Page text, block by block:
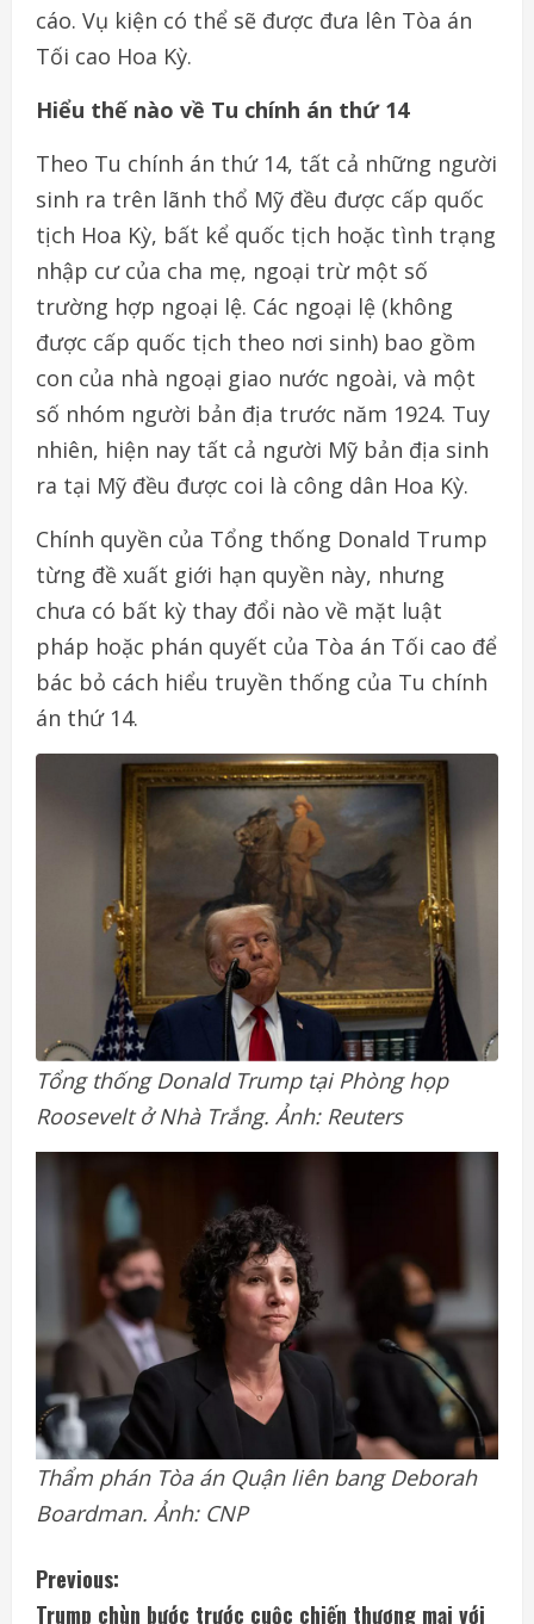
cáo. Vụ kiện có thể sẽ được đưa lên Tòa án
Tối cao Hoa Kỳ.
Hiểu thế nào về Tu chính án thứ 14
Theo Tu chính án thứ 14, tất cả những người
sinh ra trên lãnh thổ Mỹ đều được cấp quốc
tịch Hoa Kỳ, bất kể quốc tịch hoặc tình trạng
nhập cư của cha mẹ, ngoại trừ một số
trường hợp ngoại lệ. Các ngoại lệ (không
được cấp quốc tịch theo nơi sinh) bao gồm
con của nhà ngoại giao nước ngoài, và một
số nhóm người bản địa trước năm 1924. Tuy
nhiên, hiện nay tất cả người Mỹ bản địa sinh
ra tại Mỹ đều được coi là công dân Hoa Kỳ.
Chính quyền của Tổng thống Donald Trump
từng đề xuất giới hạn quyền này, nhưng
chưa có bất kỳ thay đổi nào về mặt luật
pháp hoặc phán quyết của Tòa án Tối cao để
bác bỏ cách hiểu truyền thống của Tu chính
án thứ 14.
Tổng thống Donald Trump tại Phòng họp
Roosevelt ở Nhà Trắng. Ảnh: Reuters
Thẩm phán Tòa án Quận liên bang Deborah
Boardman. Ảnh: CNP
C
Previous:
Trump chùn bước trước cuộc chiến thương mại với